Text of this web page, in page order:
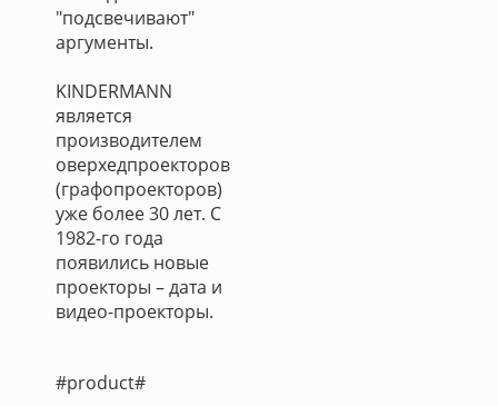
"подсвечивают"
аргументы.
KINDERMANN
является
производителем
оверхедпроекторов
(графопроекторов)
уже более 30 лет. С
1982-го года
появились новые
проекторы – дата и
видео-проекторы.
#product#